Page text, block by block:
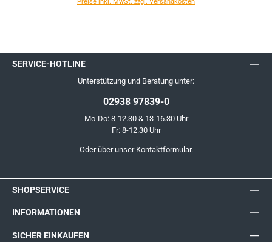
Preise inkl. MwSt. zzgl. Versandkosten
SERVICE-HOTLINE
Unterstützung und Beratung unter:
02938 97839-0
Mo-Do: 8-12.30 & 13-16.30 Uhr
Fr: 8-12.30 Uhr
Oder über unser Kontaktformular.
SHOPSERVICE
INFORMATIONEN
SICHER EINKAUFEN